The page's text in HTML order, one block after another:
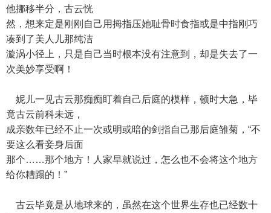
他挪移半分，古云恍
然，想来定是刚刚自己用拇指压她耻骨时食指或是中指刚巧
凑到了美人儿那纯洁
漩涡小径上，只是自己当时根本没有注意到，却是失去了一
次美妙享受啊！
妮儿一见古云那痴痴盯着自己后庭的模样，顿时大急，毕
竟古云前科未远，
成亲数年已经不止一次或明或暗的剑指自己那后庭雏菊，“不
要这么看妾身后面
那个……那个地方！人家早就说过，怎么也不会将这个地方
给你糟蹋的！”
古云毕竟是从地球来的，虽然在这个世界生存也已经数十